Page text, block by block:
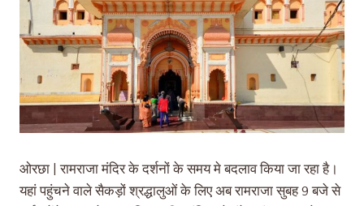
ओरछा | रामराजा मंदिर के दर्शनों के समय मे बदलाव किया जा रहा है।
यहां पहुंचने वाले सैकड़ों श्रद्धालुओं के लिए अब रामराजा सुबह 9 बजे से